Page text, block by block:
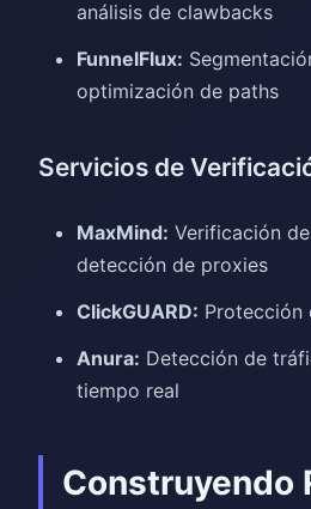
análisis de clawbacks
FunnelFlux:
optimización de paths
Servicios de
MaxMind: Verificación
detección de proxies
ClickGUARD: Protección
Anura: Detección de
tiempo real
Construyendo